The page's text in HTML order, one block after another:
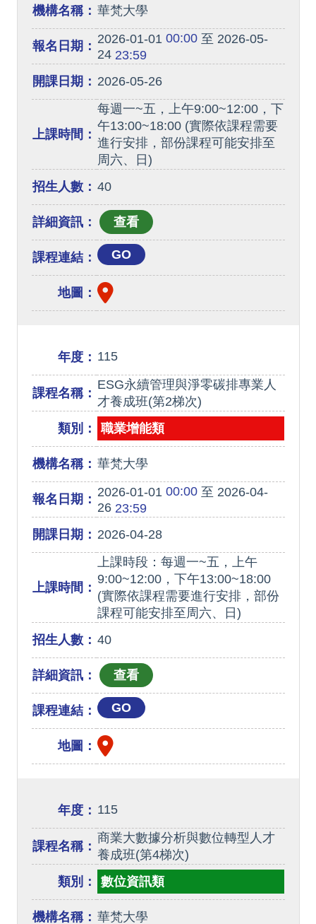
機構名稱： 華梵大學
報名日期： 2026-01-01 00:00至 2026-05-
2423:59
開課日期： 2026-05-26
上課時間：
每週一~五，上午9:00~12:00，下
午13:00~18:00 (實際依課程需要
進行安排，部份課程可能安排至
周六、日)
招生人數： 40
詳細資訊：
課程連結： GO
地圖：
年度： 115
課程名稱：
ESG永續管理與淨零碳排專業人
才養成班(第2梯次)
類別：
職業增能類
機構名稱： 華梵大學
報名日期： 2026-01-01 00:00至 2026-04-
2623:59
開課日期： 2026-04-28
上課時間：
上課時段：每週一~五，上午
9:00~12:00，下午13:00~18:00
(實際依課程需要進行安排，部份
課程可能安排至周六、日)
招生人數： 40
詳細資訊：
課程連結： GO
地圖：
年度： 115
課程名稱：
商業大數據分析與數位轉型人才
養成班(第4梯次)
類別：
數位資訊類
機構名稱： 華梵大學